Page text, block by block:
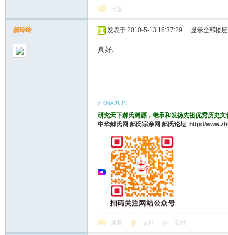
回复
郝玲玲 发表于 2010-5-13 16:37:29 显示全部楼层
真好.
研究天下郝氏渊源，继承和发扬先祖优秀历史
中华郝氏网 郝氏宗亲网 郝氏论坛 http://
回复 支持 反对